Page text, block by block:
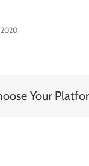
2020
Your